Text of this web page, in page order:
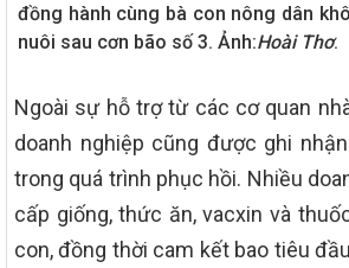
đồng hành cùng bà con nông dân
nuôi sau cơn bão số 3. Ảnh:Hoài Thơ.
Ngoài sự hỗ trợ từ các cơ quan
doanh nghiệp cũng được ghi
trong quá trình phục hồi. Nhiều
cấp giống, thức ăn, vacxin và
con, đồng thời cam kết bao tiêu